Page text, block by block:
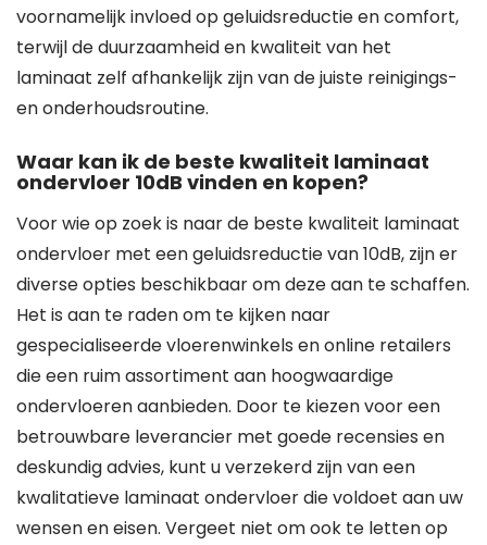
voornamelijk invloed op geluidsreductie en comfort,
terwijl de duurzaamheid en kwaliteit van het
laminaat zelf afhankelijk zijn van de juiste reinigings-
en onderhoudsroutine.
Waar kan ik de beste kwaliteit laminaat
ondervloer 10dB vinden en kopen?
Voor wie op zoek is naar de beste kwaliteit laminaat
ondervloer met een geluidsreductie van 10dB, zijn er
diverse opties beschikbaar om deze aan te schaffen.
Het is aan te raden om te kijken naar
gespecialiseerde vloerenwinkels en online retailers
die een ruim assortiment aan hoogwaardige
ondervloeren aanbieden. Door te kiezen voor een
betrouwbare leverancier met goede recensies en
deskundig advies, kunt u verzekerd zijn van een
kwalitatieve laminaat ondervloer die voldoet aan uw
wensen en eisen. Vergeet niet om ook te letten op